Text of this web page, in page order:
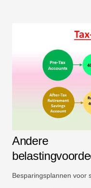
Andere
Besparingsplannen voor